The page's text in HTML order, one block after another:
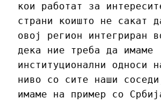
кои работат за
страни коишто не сакат
овој регион интегриран
дека ние треба да имаме
институционални односи
ниво со сите наши
имаме на пример со